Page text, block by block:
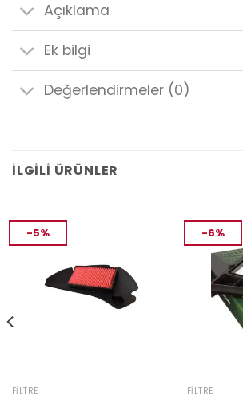
Açıklama
Ek bilgi
Değerlendirmeler (0)
İLGILI ÜRÜNLER
-5%
FILTRE
-6%
FILTRE